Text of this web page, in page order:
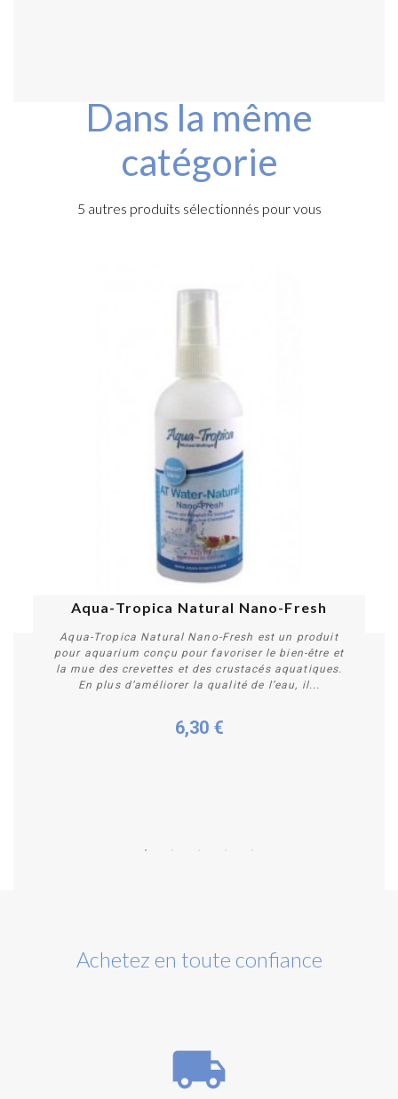
Dans la même
catégorie
5 autres produits sélectionnés pour vous
Aqua-Tropica Natural Nano-Fresh
Aqua-Tropica Natural Nano-Fresh est un produit
pour aquarium conçu pour favoriser le bien-être et
la mue des crevettes et des crustacés aquatiques.
En plus d’améliorer la qualité de l’eau, il...
6,30 €
Achetez en toute confiance
local_shipping